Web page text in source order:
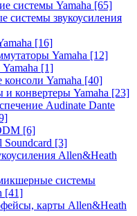
системы Yamaha [65]
системы звукоусиления
[16]
Yamaha [12]
[1]
Yamaha [40]
конвертеры Yamaha [23]
Audinate Dante
[6]
Soundcard [3]
Allen&Heath
системы
[41]
карты Allen&Heath